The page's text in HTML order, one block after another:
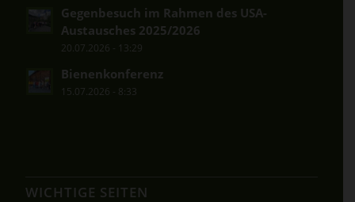
Gegenbesuch im Rahmen des USA-
Austausches 2025/2026
20.07.2026 - 13:29
Bienenkonferenz
15.07.2026 - 8:33
WICHTIGE SEITEN